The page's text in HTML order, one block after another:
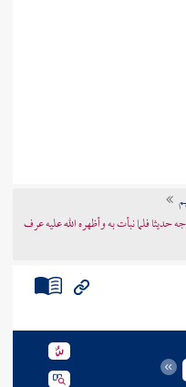
حديثا فلما نبأت به وأظهره الله عليه عرف